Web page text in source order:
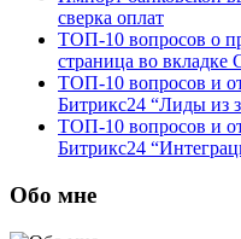
сверка оплат
ТОП-10 вопросов о
страница во
ТОП-10 вопросов и
Битрикс24 “Лиды из
ТОП-10 вопросов и
Битрикс24
Обо мне